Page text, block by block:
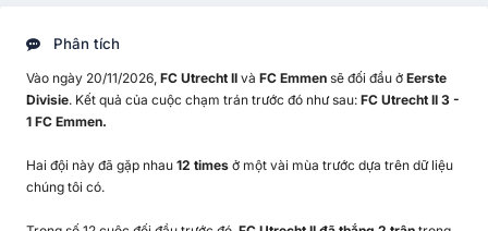
Phân tích
Vào ngày 20/11/2026, FC Utrecht II và FC Emmen sẽ đối đầu ở Eerste
Divisie. Kết quả của cuộc chạm trán trước đó như sau: FC Utrecht II 3 -
1 FC Emmen.
Hai đội này đã gặp nhau 12 times ở một vài mùa trước dựa trên dữ liệu
chúng tôi có.